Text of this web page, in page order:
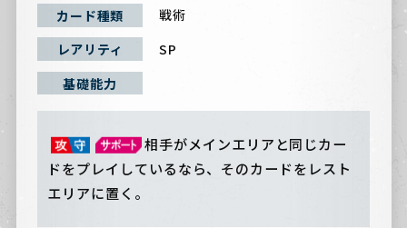
カード種類
戦術
レアリティ
SP
基礎能力
相手がメインエリアと同じカー
ドをプレイしているなら、そのカードをレスト
エリアに置く。